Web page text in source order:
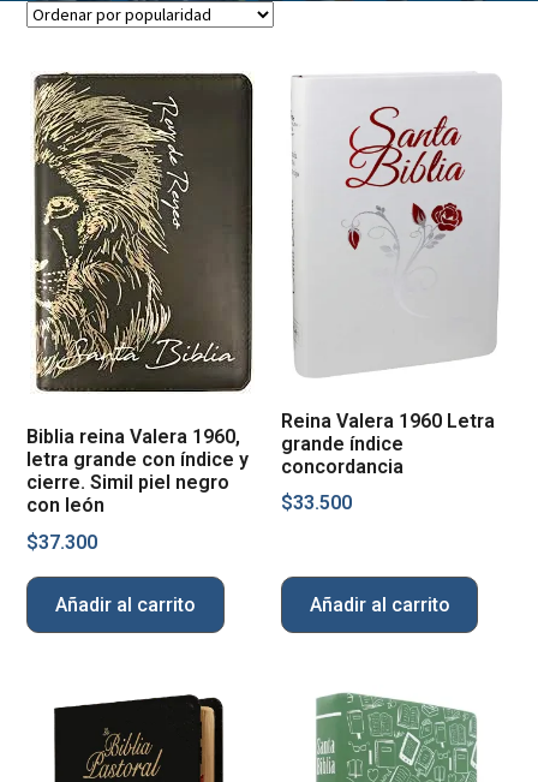
Biblia reina Valera 1960,
letra grande con índice y
cierre. Simil piel negro
con león
$37.300
Añadir al carrito
Reina Valera 1960 Letra
grande índice
concordancia
$33.500
Añadir al carrito